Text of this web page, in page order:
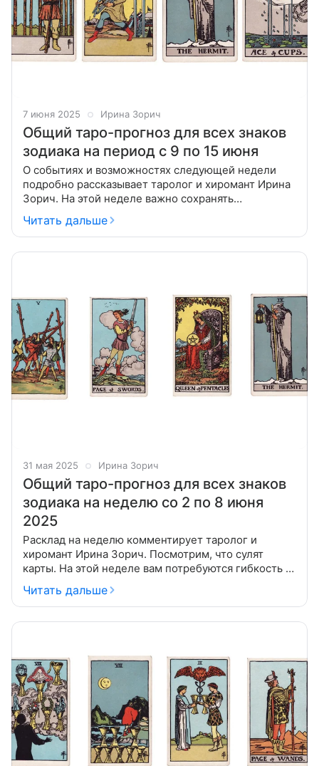
7 июня 2025 Ирина Зорич
Общий таро-прогноз для всех знаков
зодиака на период с 9 по 15 июня
О событиях и возможностях следующей недели
подробно рассказывает таролог и хиромант Ирина
Зорич. На этой неделе важно сохранять
бдительность и действовать обдуманно, полагаясь
на внутреннюю мудрость и аналитические
Читать дальше
31 мая 2025 Ирина Зорич
Общий таро-прогноз для всех знаков
зодиака на неделю со 2 по 8 июня
2025
Расклад на неделю комментирует таролог и
хиромант Ирина Зорич. Посмотрим, что сулят
карты. На этой неделе вам потребуются гибкость и
самоанализ для преодоления препятствий и
понимания своих эмоций. Важно уделить
Читать дальше